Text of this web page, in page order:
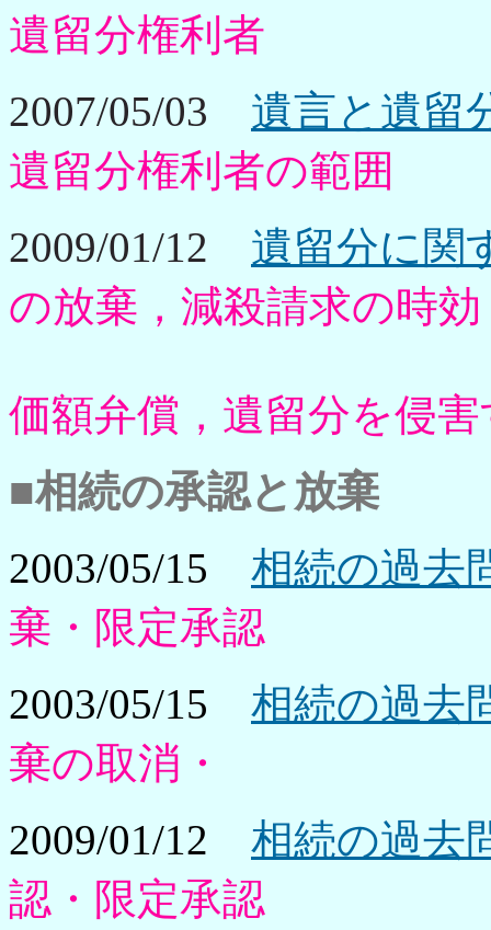
遺留分権利者
2007/05/03
遺言と遺留
遺留分権利者の範囲
2009/01/12
遺留分に関
の放棄，減殺請求の時効
価額弁償，遺留分を侵
■相続の承認と放棄
2003/05/15 相続の過去
棄・限定承認
2003/05/15 相続の過去
棄の取消・
2009/01/12 相続の過去
認・限定承認